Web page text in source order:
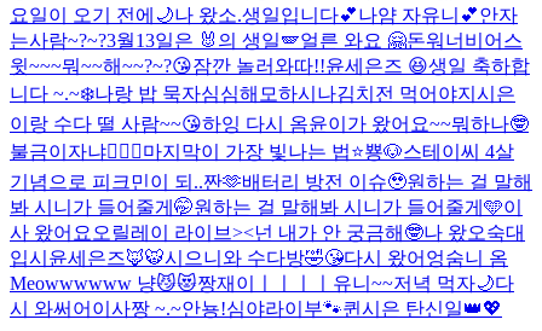
요일이 오기 전에🌙나 왔소.생일입니다💕나얌 자유니💕안자
는사람~?~?3월13일은 🐰의 생일🪽얼른 와요 🤗돈워너비어 스
윗~~~뭐~~해~~?~?😘잠깐 놀러와따!!윤세은즈 😆생일 축하합
니다 ~.~❄️나랑 밥 묵자심심해 모하시나김치전 먹어야지 시은
이랑 수다 떨 사람~~😘하잉 다시 옴윤이가 왔어요~~뭐하나🤓
불금이자냐❤️‍🔥🐶마지막이 가장 빛나는 법⭐️뿅🐶스테이씨 4살
기념으로 피크민이 되..짠🫶배터리 방전 이슈🥹원하는 걸 말해
봐 시니가 들어줄게🤭원하는 걸 말해봐 시니가 들어줄게🩵이
사 왔어요오 릴레이 라이브><넌 내가 안 궁금해🤓나 왔오숙대
입시 윤세은즈🦊🐯시으니와 수다방🤣😘다시 왔어엉숨니 옴
Meowwwwww 냥😼😻짱재이ㅣㅣㅣㅣ 유니~~저녁 먹자🌙다
시 와써어 이사짱 ~.~안뇽!심야라이부🐾퀸시은 탄신일👑💖